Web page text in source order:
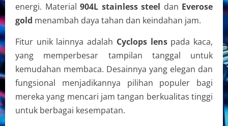
energi. Material 904L stainless steel dan Everose
gold menambah daya tahan dan keindahan jam.
Fitur unik lainnya adalah Cyclops lenspada kaca,
yang memperbesar tampilan tanggal untuk
kemudahan membaca. Desainnya yang elegan dan
fungsional menjadikannya pilihan populer bagi
mereka yang mencari jam tangan berkualitas tinggi
untuk berbagai kesempatan.